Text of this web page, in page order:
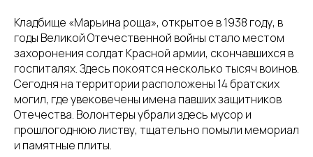
Кладбище «Марьина роща», открытое в 1938 году, в
годы Великой Отечественной войны стало местом
захоронения солдат Красной армии, скончавшихся в
госпиталях. Здесь покоятся несколько тысяч воинов.
Сегодня на территории расположены 14 братских
могил, где увековечены имена павших защитников
Отечества. Волонтеры убрали здесь мусор и
прошлогоднюю листву, тщательно помыли мемориал
и памятные плиты.